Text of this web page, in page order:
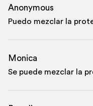
Anonymous
Puedo mezclar la
Monica
Se puede mezclar la